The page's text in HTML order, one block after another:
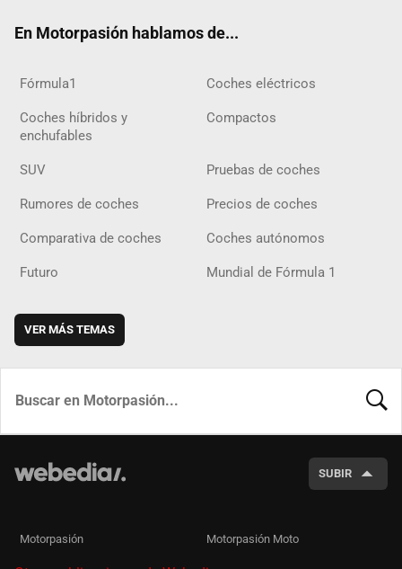
En Motorpasión hablamos de...
Fórmula1 Coches eléctricos
Coches híbridos y
enchufables
Compactos
SUV Pruebas de coches
Rumores de coches Precios de coches
Comparativa de coches Coches autónomos
Futuro Mundial de Fórmula 1
VER MÁS TEMAS
SUBIR
Motorpasión Motorpasión Moto